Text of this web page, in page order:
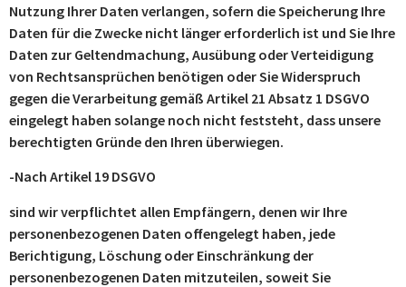
Nutzung Ihrer Daten verlangen, sofern die Speicherung Ihre
Daten für die Zwecke nicht länger erforderlich ist und Sie Ihre
Daten zur Geltendmachung, Ausübung oder Verteidigung
von Rechtsansprüchen benötigen oder Sie Widerspruch
gegen die Verarbeitung gemäß Artikel 21 Absatz 1 DSGVO
eingelegt haben solange noch nicht feststeht, dass unsere
berechtigten Gründe den Ihren überwiegen.
-Nach Artikel 19 DSGVO
sind wir verpflichtet allen Empfängern, denen wir Ihre
personenbezogenen Daten offengelegt haben, jede
Berichtigung, Löschung oder Einschränkung der
personenbezogenen Daten mitzuteilen, soweit Sie